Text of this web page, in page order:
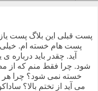
پست قبلی این بلاگ پست
پست هام خسته ام.
آید. چقدر باید
شود. چرا فقط منم که از
خسته نمی شود؟ چرا
می آید از تختم بالا؟